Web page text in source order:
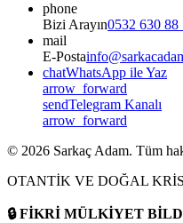
phone
Bizi Arayın0532 630 88
mail
E-Posta
chatWhatsApp ile Yaz
arrow_forward
sendTelegram Kanalı
arrow_forward
© 2026 Sarkaç Adam. Tüm
OTANTİK VE DOĞAL
🔒FİKRİ MÜLKİYET